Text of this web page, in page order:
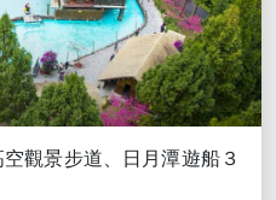
觀景步道、日月潭遊船３